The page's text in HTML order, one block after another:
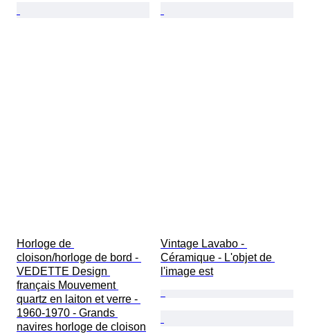
Horloge de
cloison/horloge de bord -
VEDETTE Design
français Mouvement
quartz en laiton et verre -
1960-1970 - Grands
navires horloge de cloison
Vintage Lavabo -
Céramique - L'objet de
l'image est